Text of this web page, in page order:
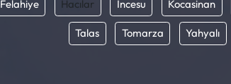
Felahiye Hacılar İncesu Kocasinan
Talas Tomarza Yahyalı